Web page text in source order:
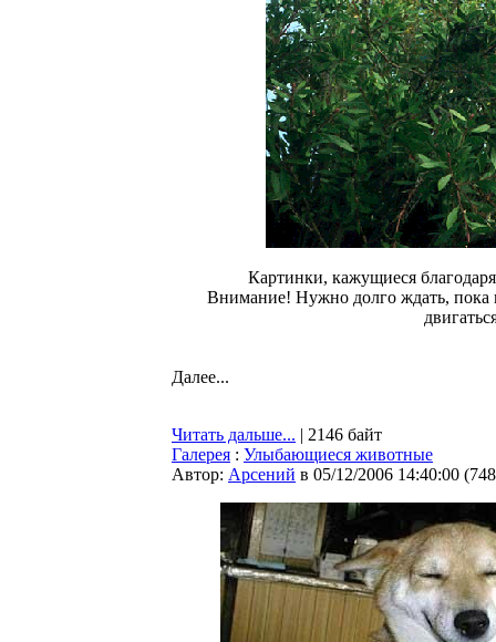
Картинки, кажущиеся
Внимание! Нужно долго ждать, пока
Далее...
Читать дальше... | 2146 байт
Галерея : Улыбающиеся животные
Автор: Арсений в 05/12/2006 14:40:00 (